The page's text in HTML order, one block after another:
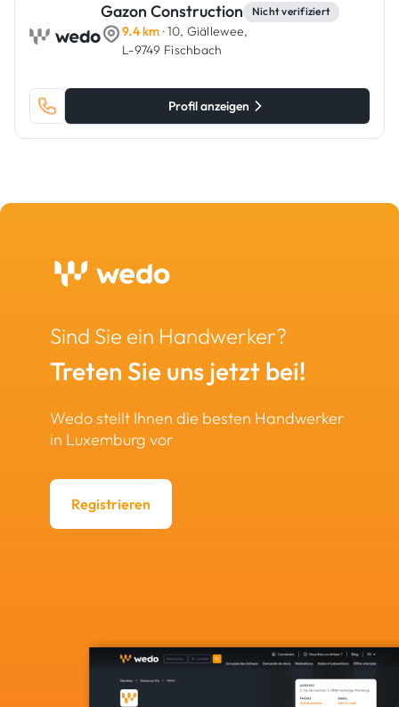
Gazon Construction Nicht verifiziert
9.4 km · 10, Giällewee,
L-9749 Fischbach
Profil anzeigen
Sind Sie ein Handwerker?
Treten Sie uns jetzt bei!
Wedo stellt Ihnen die besten Handwerker
in Luxemburg vor
Registrieren